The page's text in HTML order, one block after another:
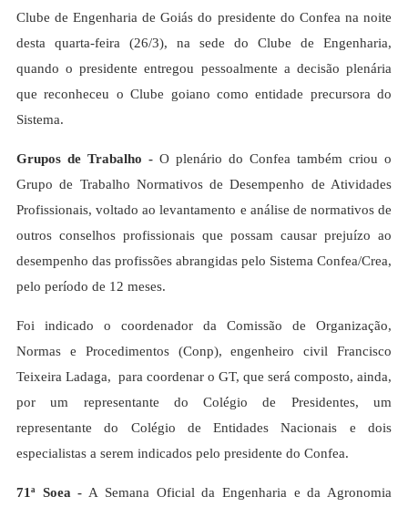
Clube de Engenharia de Goiás do presidente do Confea na noite
desta quarta-feira (26/3), na sede do Clube de Engenharia,
quando o presidente entregou pessoalmente a decisão plenária
que reconheceu o Clube goiano como entidade precursora do
Sistema.
Grupos de Trabalho -O plenário do Confea também criou o
Grupo de Trabalho Normativos de Desempenho de Atividades
Profissionais, voltado ao levantamento e análise de normativos de
outros conselhos profissionais que possam causar prejuízo ao
desempenho das profissões abrangidas pelo Sistema Confea/Crea,
pelo período de 12 meses.
Foi indicado o coordenador da Comissão de Organização,
Normas e Procedimentos (Conp), engenheiro civil Francisco
Teixeira Ladaga, para coordenar o GT, que será composto, ainda,
por um representante do Colégio de Presidentes, um
representante do Colégio de Entidades Nacionais e dois
especialistas a serem indicados pelo presidente do Confea.
71ª Soea - A Semana Oficial da Engenharia e da Agronomia